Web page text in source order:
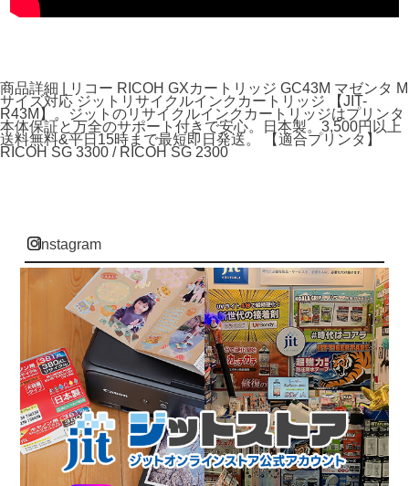
商品詳細 | リコー RICOH GXカートリッジ GC43M マゼンタ M
サイズ対応 ジットリサイクルインクカートリッジ 【JIT-
R43M】。ジットのリサイクルインクカートリッジはプリンタ
本体保証と万全のサポート付きで安心。日本製。3,500円以上
送料無料&平日15時まで最短即日発送。 【適合プリンタ】
RICOH SG 3300 / RICOH SG 2300
instagram